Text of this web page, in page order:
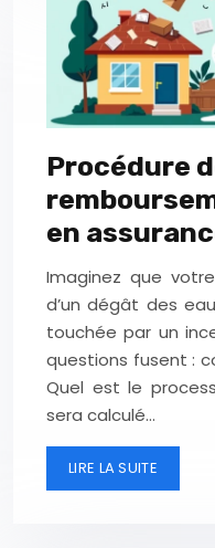
Procédure
en
Imaginez que
d’un dégât des
touchée par un
questions fusent :
Quel est le
sera calculé…
LIRE LA SUITE